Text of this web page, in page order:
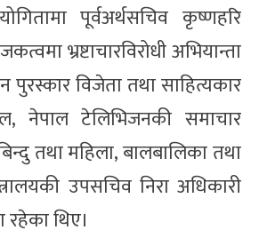
पूर्वअर्थसचिव कृष्णहरि
भ्रष्टाचारविरोधी अभियान्ता
विजेता तथा साहित्यकार
नेपाल टेलिभिजनकी समाचार
तथा महिला, बालबालिका तथा
उपसचिव निरा अधिकारी
थिए।